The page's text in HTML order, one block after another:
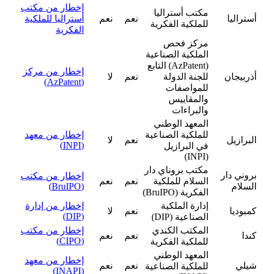
أستراليا
مكتب أستراليا
للملكية الفكرية
نعم نعم
إخطار من مكتب
أستراليا للملكية
الفكرية
‏أذربيجان
مركز فحص
الملكية الصناعية
(AzPatent) التابع
للجنة الدولة
للمواصفات
والمقاييس
والبراءات
نعم لا
إخطار من مركز
(AzPatent)
البرازيل
المعهد الوطني
للملكية الصناعية
في البرازيل
(INPI)
نعم لا
إخطار من معهد
(INPI)
بروني دار
السلام
مكتب بروناي دار
السلام للملكية
الفكرية (BruIPO)
نعم نعم
إخطار من مكتب
(BruIPO)
كمبوديا
إدارة الملكية
الصناعية (DIP)
نعم لا
إخطار من إدارة
(DIP)
كندا
المكتب الكندي
للملكية الفكرية
نعم نعم
إخطار من مكتب
(CIPO)
شيلي
المعهد الوطني
للملكية الصناعية
نعم نعم
إخطار من معهد
(INAPI)